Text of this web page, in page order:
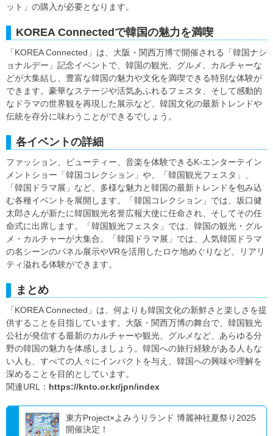
ット」の購入が必要となります。
KOREA Connectedで韓国の魅力を満喫
「KOREA Connected」は、大阪・関西万博で開催される「韓国ナシ
ョナルデー」記念イベントで、韓国の観光、グルメ、カルチャーな
どが大集結し、豊富な韓国の魅力や文化を満喫できる特別な体験が
できます。豪華なステージや活気あふれるフェスタ、そして感動的
なドラマの世界観を再現した展示など、韓国文化の最新トレンドや
伝統を存分に味わうことができるでしょう。
各イベントの詳細
ファッション、ビューティー、音楽を体験できるK-エンターテイン
メントショー「韓国コレクション」や、「韓国観光フェスタ」、
「韓国ドラマ展」など、多様な魅力と韓国の最新トレンドを包み込
む各種イベントを展開します。「韓国コレクション」では、坂口健
太郎さんが新たに韓国観光名誉広報大使に任命され、そしてその任
命式に出席します。「韓国観光フェスタ」では、韓国の観光・グル
メ・カルチャーが大集合。「韓国ドラマ展」では、人気韓国ドラマ
の名シーンのパネル展示やVRを活用したロケ地めぐりなど、リアリ
ティ溢れる体験ができます。
まとめ
「KOREA Connected」は、何よりも韓国文化の新鮮さと楽しさを提
供することを目指しています。大阪・関西万博の舞台で、韓国観光
公社が発信する最新のカルチャーや観光、グルメなど、あらゆる分
野の韓国の魅力を体感しましょう。韓国への旅行経験がある人もな
い人も、すべての人々にインパクトを与え、韓国への興味や理解を
深めることを目的としています。
関連URL： https://knto.or.kr/jpn/index
東方Project×よみうりランド 博麗神社夏祭り2025
開催決定！